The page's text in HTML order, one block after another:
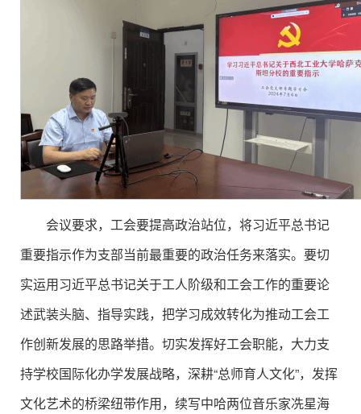
会议要求，工会要提高政治站位，将习近平总书记
重要指示作为支部当前最重要的政治任务来落实。要切
实运用习近平总书记关于工人阶级和工会工作的重要论
述武装头脑、指导实践，把学习成效转化为推动工会工
作创新发展的思路举措。切实发挥好工会职能，大力支
持学校国际化办学发展战略，深耕“总师育人文化”，发挥
文化艺术的桥梁纽带作用，续写中哈两位音乐家冼星海